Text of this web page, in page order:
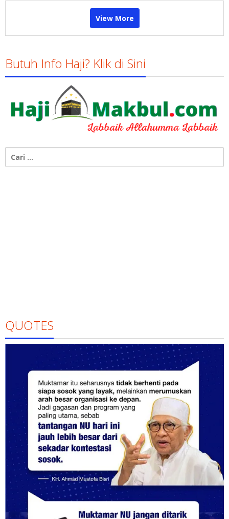
View More
Butuh Info Haji? Klik di Sini
untuk:
QUOTES